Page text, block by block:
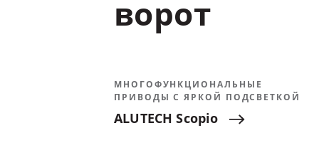
ворот
МНОГОФУНКЦИОНАЛЬНЫЕ
ПРИВОДЫ С ЯРКОЙ ПОДСВЕТКОЙ
ALUTECH Scopio